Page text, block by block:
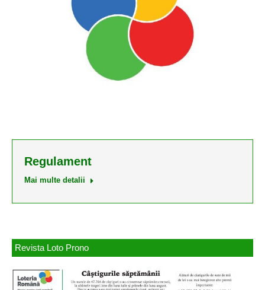
Regulament
Mai multe detalii
Revista Loto Prono